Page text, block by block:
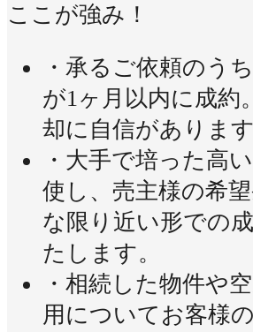
ここが強み！
・承るご依頼のう
が1ヶ月以内に成約
却に自信があります
・大手で培った高
使し、売主様の希
な限り近い形での
たします。
・相続した物件や
用についてお客様